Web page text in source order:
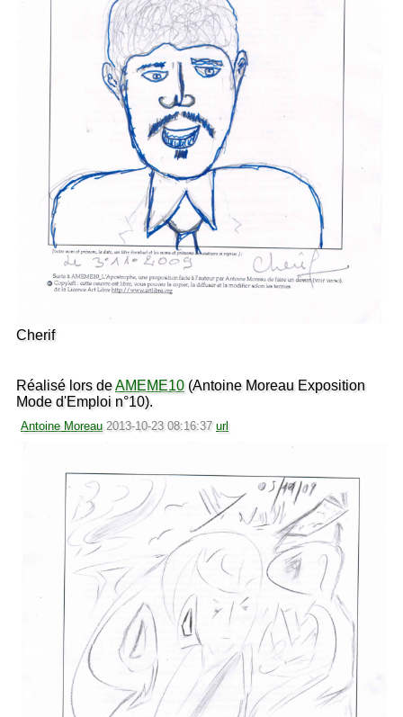
Cherif
Réalisé lors deAMEME10(Antoine Moreau Exposition
Mode d'Emploi n°10).
Antoine Moreau 2013-10-23 08:16:37 url